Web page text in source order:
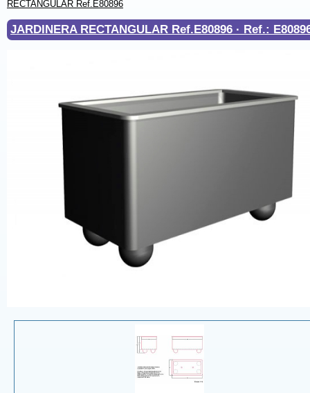
RECTANGULAR Ref.E80896
JARDINERA RECTANGULAR Ref.E80896 · Ref.: